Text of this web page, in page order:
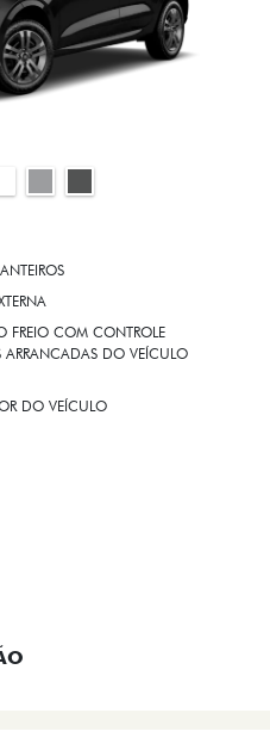
FREIO COM CONTROLE
ARRANCADAS DO VEÍCULO
DO VEÍCULO